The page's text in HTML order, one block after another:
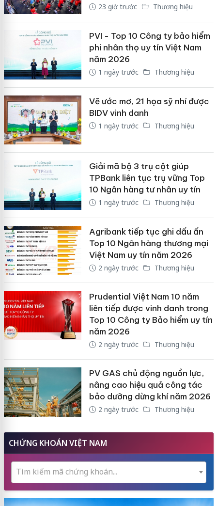
23 giờ trước Thương hiệu
PVI - Top 10 Công ty bảo hiểm
phi nhân thọ uy tín Việt Nam
năm 2026
1 ngày trước Thương hiệu
Vẽ ước mơ, 21 họa sỹ nhí được
BIDV vinh danh
1 ngày trước Thương hiệu
Giải mã bộ 3 trụ cột giúp
TPBank liên tục trụ vững Top
10 Ngân hàng tư nhân uy tín
1 ngày trước Thương hiệu
Agribank tiếp tục ghi dấu ấn
Top 10 Ngân hàng thương mại
Việt Nam uy tín năm 2026
2 ngày trước Thương hiệu
Prudential Việt Nam 10 năm
liên tiếp được vinh danh trong
Top 10 Công ty Bảo hiểm uy tín
năm 2026
2 ngày trước Thương hiệu
PV GAS chủ động nguồn lực,
nâng cao hiệu quả công tác
bảo dưỡng dừng khí năm 2026
2 ngày trước Thương hiệu
CHỨNG KHOÁN VIỆT NAM
Tìm kiếm mã chứng khoán...